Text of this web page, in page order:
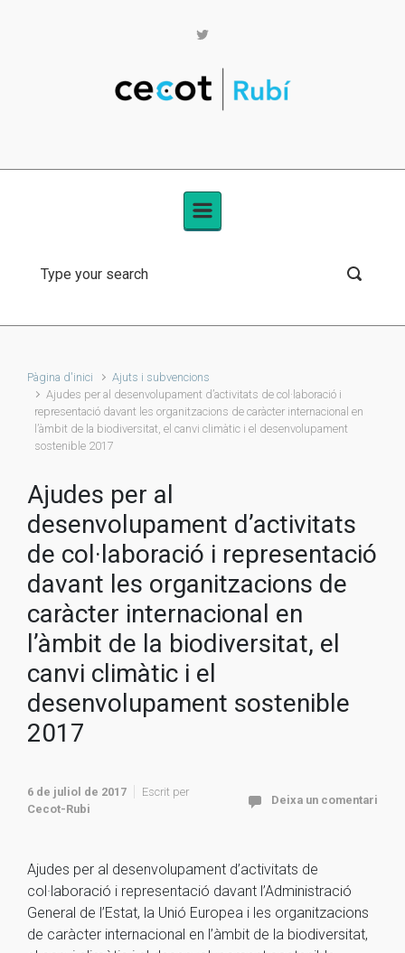
Pàgina d'inici
Ajuts i subvencions
Ajudes per al desenvolupament d’activitats de col·laboració i
representació davant les organitzacions de caràcter internacional en
l’àmbit de la biodiversitat, el canvi climàtic i el desenvolupament
sostenible 2017
Ajudes per al
desenvolupament d’activitats
de col·laboració i representació
davant les organitzacions de
caràcter internacional en
l’àmbit de la biodiversitat, el
canvi climàtic i el
desenvolupament sostenible
2017
6 de juliol de 2017
Escrit per
Cecot-Rubi
Deixa un comentari
Ajudes per al desenvolupament d’activitats de
col·laboració i representació davant l’Administració
General de l’Estat, la Unió Europea i les organitzacions
de caràcter internacional en l’àmbit de la biodiversitat,